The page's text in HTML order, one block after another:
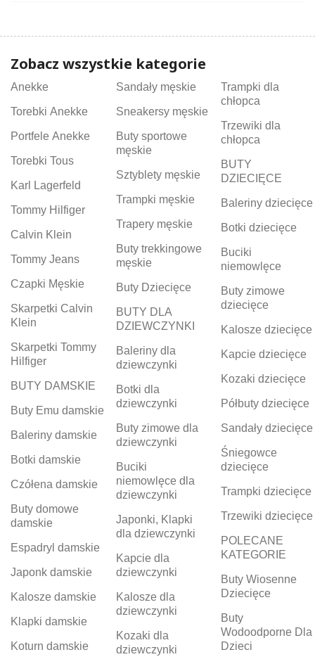
Zobacz wszystkie kategorie
Anekke
Torebki Anekke
Portfele Anekke
Torebki Tous
Karl Lagerfeld
Tommy Hilfiger
Calvin Klein
Tommy Jeans
Czapki Męskie
Skarpetki Calvin
Klein
Skarpetki Tommy
Hilfiger
BUTY DAMSKIE
Buty Emu damskie
Baleriny damskie
Botki damskie
Czółena damskie
Buty domowe
damskie
Espadryl damskie
Japonk damskie
Kalosze damskie
Klapki damskie
Koturn damskie
Sandały męskie
Sneakersy męskie
Buty sportowe
męskie
Sztyblety męskie
Trampki męskie
Trapery męskie
Buty trekkingowe
męskie
Buty Dziecięce
BUTY DLA
DZIEWCZYNKI
Baleriny dla
dziewczynki
Botki dla
dziewczynki
Buty zimowe dla
dziewczynki
Buciki
niemowlęce dla
dziewczynki
Japonki, Klapki
dla dziewczynki
Kapcie dla
dziewczynki
Kalosze dla
dziewczynki
Kozaki dla
dziewczynki
Trampki dla
chłopca
Trzewiki dla
chłopca
BUTY
DZIECIĘCE
Baleriny dziecięce
Botki dziecięce
Buciki
niemowlęce
Buty zimowe
dziecięce
Kalosze dziecięce
Kapcie dziecięce
Kozaki dziecięce
Półbuty dziecięce
Sandały dziecięce
Śniegowce
dziecięce
Trampki dziecięce
Trzewiki dziecięce
POLECANE
KATEGORIE
Buty Wiosenne
Dziecięce
Buty
Wodoodporne Dla
Dzieci